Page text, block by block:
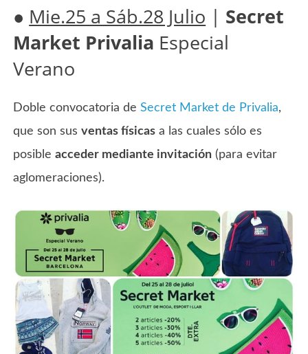
● Mie.25 a Sáb.28 Julio | Secret
Market Privalia Especial
Verano
Doble convocatoria deSecret Market de Privalia,
que son susventas físicas a las cuales sólo es
posibleacceder mediante invitación (para evitar
aglomeraciones).